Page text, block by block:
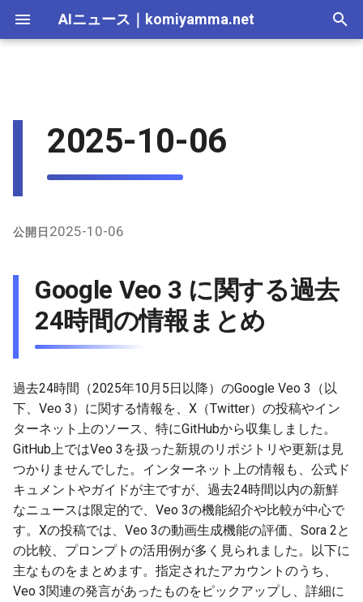
AIニュース komiyamma.net
a
l
s
e
r
c
h
2026-07-16
2026-07-12
2026-07-10
2026-07-09
2026-07-08
2026-07-07
2026-07-06
2026-07-05
AI 総合｜2025年 2025-12-30
2025-12-26
2025-12-24
2025-12-23
2025-12-22
2025-12-21
2025-12-20
2025-12-19
2026-07-16
2026-07-12
2026-07-10
2026-07-09
2026-07-08
2026-07-07
2026-07-06
2026-07-05
生成AI｜2025年 2025-12-30
2025-12-26
2025-12-24
2025-12-23
2025-12-22
2025-12-21
2025-12-20
2025-12-19
2026-07-05
2026-05-31
2026-05-17
2026-05-10
2026-05-03
2026-04-26
2026-04-19
2026-04-15
2026-07-10
2026-06-12
2026-07-05
2026-06-07
2026-05-24
2026-05-17
2026-05-10
2026-05-03
2026-04-26
2026-04-19
エディタ－｜2025年 2025-12-21
2025-11-30
2025-11-16
2025-11-09
2025-11-02
2025-10-26
2025-10-19
2025-10-12
2026-07-05
2026-06-07
2026-05-24
2026-05-17
2026-05-10
2026-05-03
2026-04-26
2026-04-19
2026-07-05
2026-06-07
2026-05-24
2026-05-17
2026-05-10
2026-05-03
2026-04-26
2026-04-19
MCP｜2025年 2025-12-21
2025-11-23
2025-11-09
2025-11-02
2025-10-26
2025-10-19
2025-10-12
2025-10-05
2026-07-16
2026-07-12
2026-07-10
2026-07-09
2026-07-08
2026-07-07
2026-07-05
2026-07-04
Nano Banana｜2025年 2025-12-30
2025-12-26
2025-12-24
2025-12-23
2025-12-22
2025-12-21
2025-12-20
2025-12-19
2026-07-05
2026-06-07
2026-05-24
2026-05-17
2026-05-10
2026-05-03
2026-04-26
2026-04-19
Adobe Firefly｜2025年 2025-12-21
2025-11-23
2025-11-09
2025-11-02
2025-10-26
2025-10-19
2025-10-12
2025-10-05
2026-07-05
2026-06-14
2026-07-05
2026-06-07
2026-05-10
2026-05-03
2026-04-26
2026-04-19
2026-04-12
2026-04-07
2026-07-16
2026-07-14
2026-07-12
2026-07-11
2026-07-09
2026-07-08
2026-07-07
2026-07-06
2026-07-05
2026-07-04
24時間の情報まとめ
2026-07-05
2026-06-07
2026-05-24
2026-05-17
2026-05-10
2026-05-03
2026-04-26
2026-04-19
Suno｜2025年 2025-12-21
2026-07-15
2026-07-11
2026-07-09
2026-07-08
2026-07-07
2026-07-06
2026-07-05
2026-07-04
2026-07-04
2026-06-10
2026-05-30
2026-05-23
2026-05-19
2026-05-18
2026-07-04
2026-06-06
2026-05-23
2026-05-19
2026-07-15
2026-07-11
2026-07-08
2026-07-07
2026-07-06
2026-07-05
2026-07-04
2026-07-02
2026-07-05
2026-06-07
2026-05-24
2026-05-17
2026-05-10
2026-05-03
2026-04-26
2026-04-19
2025-10-06
公開日 2025-10-06
Google Veo 3 に関する過去
24時間の情報まとめ
過去24時間（2025年10月5日以降）のGoogle Veo 3（以
下、Veo 3）に関する情報を、X（Twitter）の投稿やイン
ターネット上のソース、特にGitHubから収集しました。
GitHub上ではVeo 3を扱った新規のリポジトリや更新は見
つかりませんでした。インターネット上の情報も、公式ド
キュメントやガイドが主ですが、過去24時間以内の新鮮
なニュースは限定的で、Veo 3の機能紹介や比較が中心で
す。Xの投稿では、Veo 3の動画生成機能の評価、Sora 2と
の比較、プロンプトの活用例が多く見られました。以下に
主なものをまとめます。指定されたアカウントのうち、
Veo 3関連の発言があったものをピックアップし、詳細に